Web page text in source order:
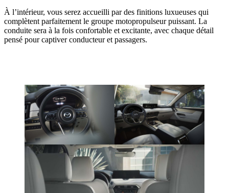
À l’intérieur, vous serez accueilli par des finitions luxueuses qui
complètent parfaitement le groupe motopropulseur puissant. La
conduite sera à la fois confortable et excitante, avec chaque détail
pensé pour captiver conducteur et passagers.